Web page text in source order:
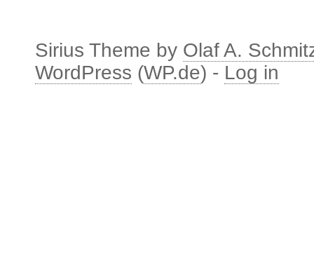
Sirius Theme by Olaf A.
WordPress (WP.de) - Log in